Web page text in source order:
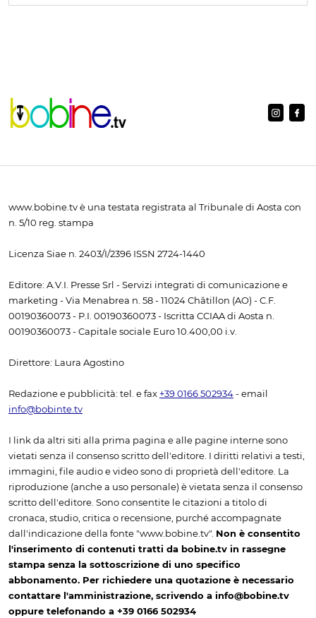
www.bobine.tv è una testata registrata al Tribunale di Aosta con
n. 5/10 reg. stampa
Licenza Siae n. 2403/I/2396 ISSN 2724-1440
Editore: A.V.I. Presse Srl - Servizi integrati di comunicazione e
marketing - Via Menabrea n. 58 - 11024 Châtillon (AO) - C.F.
00190360073 - P.I. 00190360073 - Iscritta CCIAA di Aosta n.
00190360073 - Capitale sociale Euro 10.400,00 i.v.
Direttore: Laura Agostino
Redazione e pubblicità: tel. e fax +39 0166 502934 - email
info@bobinte.tv
I link da altri siti alla prima pagina e alle pagine interne sono
vietati senza il consenso scritto dell'editore. I diritti relativi a testi,
immagini, file audio e video sono di proprietà dell'editore. La
riproduzione (anche a uso personale) è vietata senza il consenso
scritto dell'editore. Sono consentite le citazioni a titolo di
cronaca, studio, critica o recensione, purché accompagnate
dall'indicazione della fonte "www.bobine.tv". Non è consentito
l'inserimento di contenuti tratti da bobine.tv in rassegne
stampa senza la sottoscrizione di uno specifico
abbonamento. Per richiedere una quotazione è necessario
contattare l'amministrazione, scrivendo a info@bobine.tv
oppure telefonando a +39 0166 502934